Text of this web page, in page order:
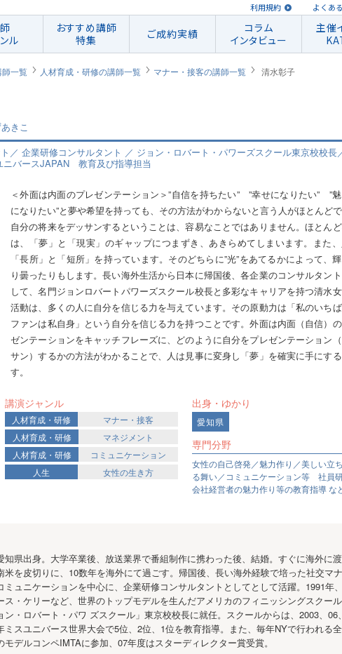
利用規約 よくあ
ル
おすすめ講師
特集
ご成約実績
コラム
インタビュー
主催
師一覧 人材育成・研修の講師一覧 マナー・接客の講師一覧 清水彰子
きこ
／ 企業研修コンサルタント ／ ジョン・ロバート・パワーズスクール東京校校
バースJAPAN 教育及び指導担当
＜外面は内面のプレゼンテーション＞”自信を持ちたい” ”幸せになりたい” ”
になりたい”と夢や希望を持っても、その方法がわからないと言う人がほとんどで
自分の将来をデッサンするということは、容易なことではありません。ほとん
は、「夢」と「現実」のギャップにつまずき、あきらめてしまいます。また
「長所」と「短所」を持っています。そのどちらに”光”をあてるかによって、
り曇ったりもします。長い海外生活から日本に帰国後、各企業のコンサルタン
して、名門ジョンロバートパワーズスクール校長と多彩なキャリアを持つ清水
活動は、多くの人に自分を信じる力を与えています。その原動力は「私のいち
ファンは私自身」という自分を信じる力を持つことです。外面は内面（自信）
ゼンテーションをキャッチフレーズに、どのように自分をプレゼンテーション
サン）するかの方法がわかることで、人は見事に変身し「夢」を確実に手にす
す。
講演ジャンル
人材育成・研修
マナー・接客
人材育成・研修
マネジメント
人材育成・研修
コミュニケーション
人生
女性の生き方
出身・ゆかり
愛知県
専門分野
女性の自己啓発／魅力作り／美しい立
る舞い／コミュニケーション等 社員
会社経営者の魅力作り等の教育指導 など
知県出身。大学卒業後、放送業界で番組制作に携わった後、結婚。すぐに海外に渡
米を皮切りに、10数年を海外にて過ごす。帰国後、長い海外経験で培った社交マ
ミュニケーションを中心に、企業研修コンサルタントとしてとして活躍。1991年
ス・ケリーなど、世界のトップモデルを生んだアメリカのフィニッシングスクー
ン・ロバート・パワ ズスクール」東京校校長に就任。スクールからは、2003、06
ミスユニバース世界大会で5位、2位、1位を教育指導。また、毎年NYで行われる
モデルコンペIMTAに参加、07年度はスターディレクター賞受賞。